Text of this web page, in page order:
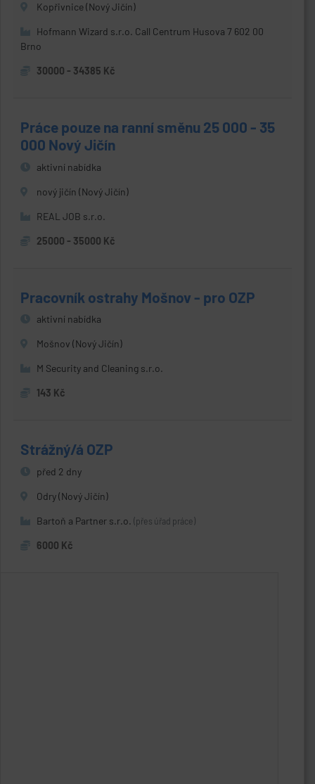
Kopřivnice (Nový Jičín)
Hofmann Wizard s.r.o. Call Centrum Husova 7 602 00
Brno
30000 - 34385 Kč
Práce pouze na ranní směnu 25 000 - 35
000 Nový Jičín
aktivní nabídka
nový jičín (Nový Jičín)
REAL JOB s.r.o.
25000 - 35000 Kč
Pracovník ostrahy Mošnov - pro OZP
aktivní nabídka
Mošnov (Nový Jičín)
M Security and Cleaning s.r.o.
143 Kč
Strážný/á OZP
před 2 dny
Odry (Nový Jičín)
Bartoň a Partner s.r.o. (přes úřad práce)
6000 Kč